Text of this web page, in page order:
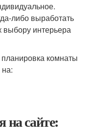
либо выработать
интерьера
комнаты
на сайте: